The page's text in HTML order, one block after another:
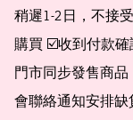
稍遲1-2日，不接
購買 ☑️收到付款確
門市同步發售商
會聯絡通知安排